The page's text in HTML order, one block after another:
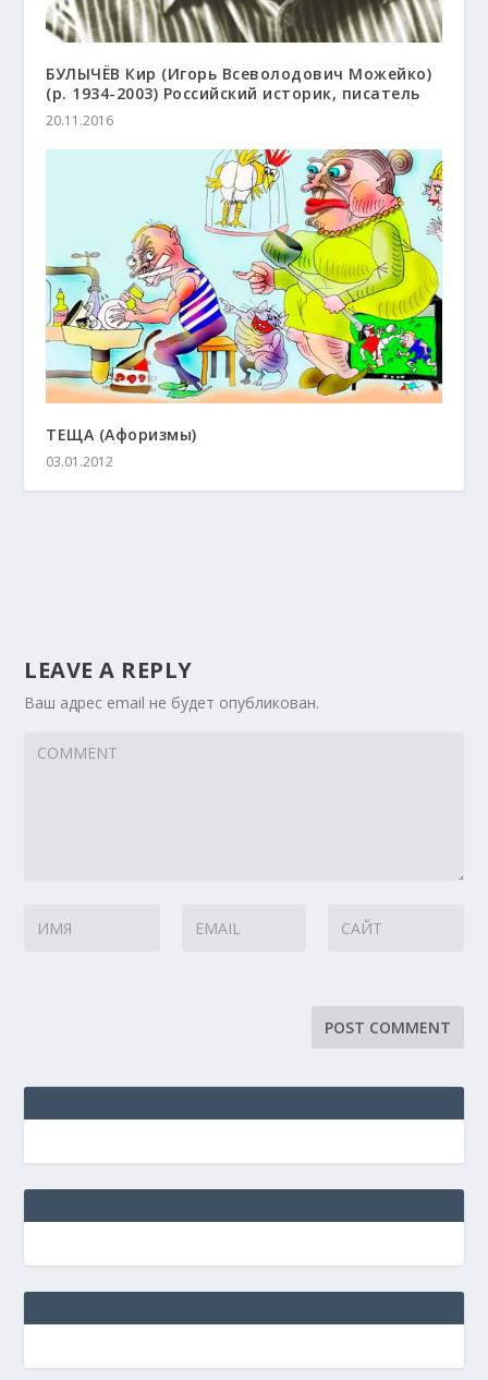
БУЛЫЧЁВ Кир (Игорь Всеволодович Можейко)
(р. 1934-2003) Российский историк, писатель
20.11.2016
ТЕЩА (Афоризмы)
03.01.2012
LEAVE A REPLY
Ваш адрес email не будет опубликован.